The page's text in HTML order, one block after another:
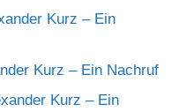
Kurz – Ein
Kurz – Ein Nachruf
Kurz – Ein